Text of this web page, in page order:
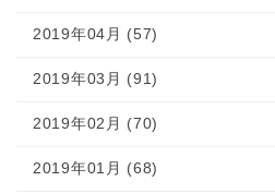
2019年04月 (57)
2019年03月 (91)
2019年02月 (70)
2019年01月 (68)